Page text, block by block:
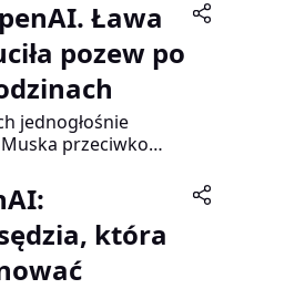
Ława
pozew po
jednogłośnie
Muska przeciwko
Altmanowi.
ze złożeniem
która